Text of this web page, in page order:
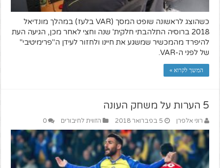
כשהוצג לראשונה שופט המסך (VAR בלעז) במהלך מונדיאל
2018 ברוסיה התלהבתי חלקית' שנה וחצי לאחר מכן, הגיעה העת
להיפרד מהמכשיר שמשגע את חיינו ולחזור לעידן ה"פרימיטיבי"
של לפני ה-VAR.
המשך לקרוא »
5 הערות על משחק העונה
רוני אלפרן 5 בפברואר 2018 הזווית לחיבורים 0